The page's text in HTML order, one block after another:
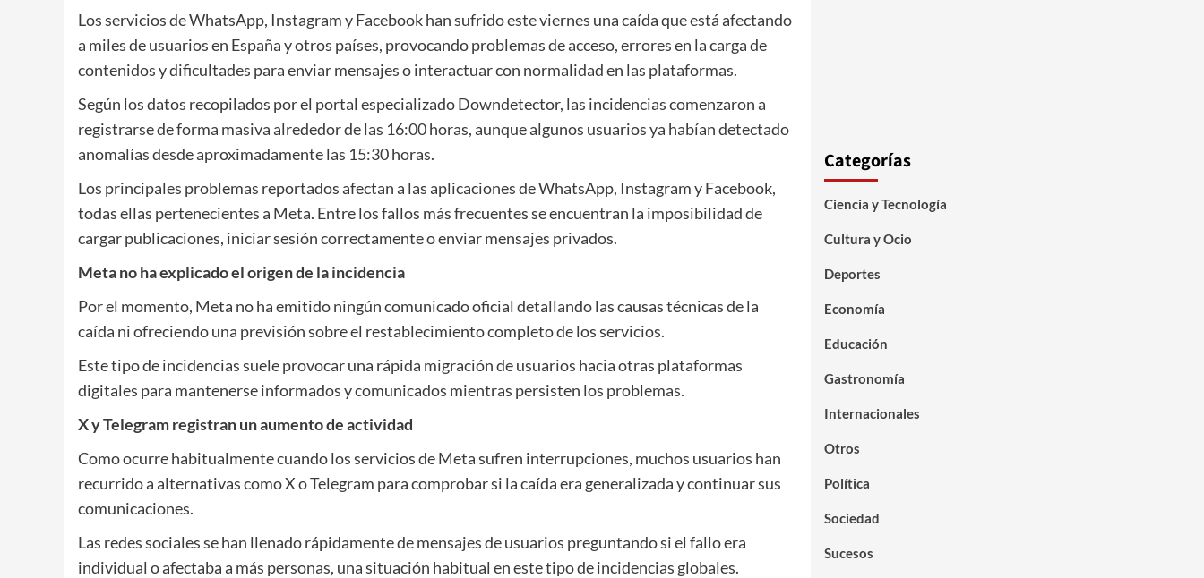
Los servicios de WhatsApp, Instagram y Facebook han sufrido este viernes una caída que está afectando
a miles de usuarios en España y otros países, provocando problemas de acceso, errores en la carga de
contenidos y dificultades para enviar mensajes o interactuar con normalidad en las plataformas.
Según los datos recopilados por el portal especializado Downdetector, las incidencias comenzaron a
registrarse de forma masiva alrededor de las 16:00 horas, aunque algunos usuarios ya habían detectado
anomalías desde aproximadamente las 15:30 horas.
Los principales problemas reportados afectan a las aplicaciones de WhatsApp, Instagram y Facebook,
todas ellas pertenecientes a Meta. Entre los fallos más frecuentes se encuentran la imposibilidad de
cargar publicaciones, iniciar sesión correctamente o enviar mensajes privados.
Meta no ha explicado el origen de la incidencia
Por el momento, Meta no ha emitido ningún comunicado oficial detallando las causas técnicas de la
caída ni ofreciendo una previsión sobre el restablecimiento completo de los servicios.
Este tipo de incidencias suele provocar una rápida migración de usuarios hacia otras plataformas
digitales para mantenerse informados y comunicados mientras persisten los problemas.
X y Telegram registran un aumento de actividad
Como ocurre habitualmente cuando los servicios de Meta sufren interrupciones, muchos usuarios han
recurrido a alternativas como X o Telegram para comprobar si la caída era generalizada y continuar sus
comunicaciones.
Las redes sociales se han llenado rápidamente de mensajes de usuarios preguntando si el fallo era
individual o afectaba a más personas, una situación habitual en este tipo de incidencias globales.
Categorías
Ciencia y Tecnología
Cultura y Ocio
Deportes
Economía
Educación
Gastronomía
Internacionales
Otros
Política
Sociedad
Sucesos